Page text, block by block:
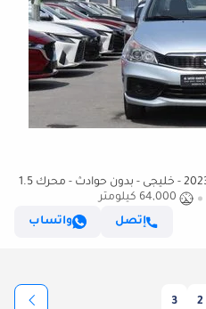
سوزوكي سياز GLX سوزوكى سياز - 2023 - خليجى - بدون حوادث - محرك 1.5
64,000 كيلومتر
إتصل
واتساب
2
3